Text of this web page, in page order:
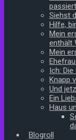
Siehst
Hilfe,
Mein
enthält
Mein
Ich:
Knapp
Und
Ein
Haus
Blogroll